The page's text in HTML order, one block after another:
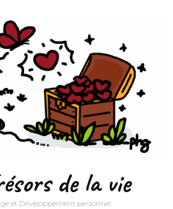
de la vie
et Développement personnel